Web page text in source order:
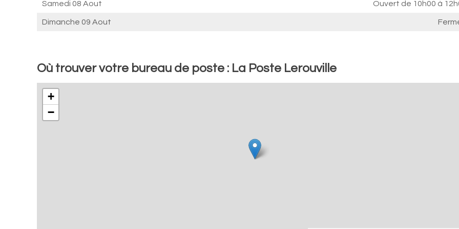
Samedi 08 Aout Ouvert de 10h00 à
Dimanche 09 Aout
Où trouver votre bureau de poste : La Poste Lerouville
+
−